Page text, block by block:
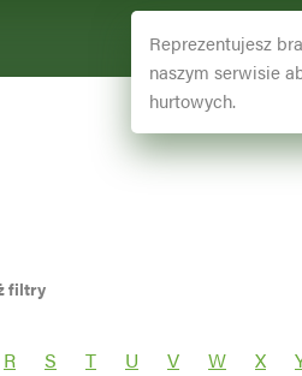
Reprezentujesz
naszym serwisie
hurtowych.
filtry
R S T U V W X